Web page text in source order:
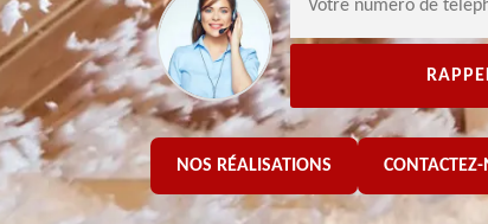
NOS RÉALISATIONS